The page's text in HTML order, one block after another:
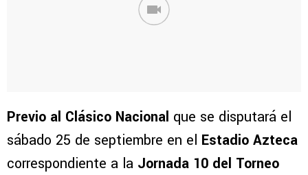
Previo al Clásico Nacional que se disputará el
sábado 25 de septiembre en el Estadio Azteca
correspondiente a la Jornada 10 del Torneo